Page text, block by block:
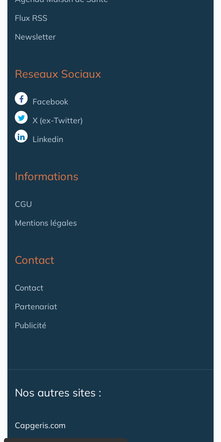
Flux RSS
Newsletter
Reseaux Sociaux
Facebook
X (ex-Twitter)
Linkedin
Informations
CGU
Mentions légales
Contact
Contact
Partenariat
Publicité
Nos autres sites :
Capgeris.com